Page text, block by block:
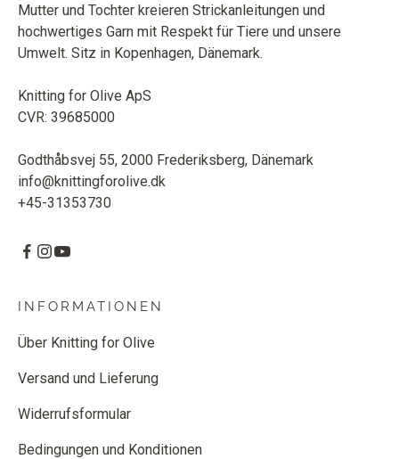
Mutter und Tochter kreieren Strickanleitungen und
hochwertiges Garn mit Respekt für Tiere und unsere
Umwelt. Sitz in Kopenhagen, Dänemark.
Knitting for Olive ApS
CVR: 39685000
Godthåbsvej 55, 2000 Frederiksberg, Dänemark
info@knittingforolive.dk
+45-31353730
INFORMATIONEN
Über Knitting for Olive
Versand und Lieferung
Widerrufsformular
Bedingungen und Konditionen